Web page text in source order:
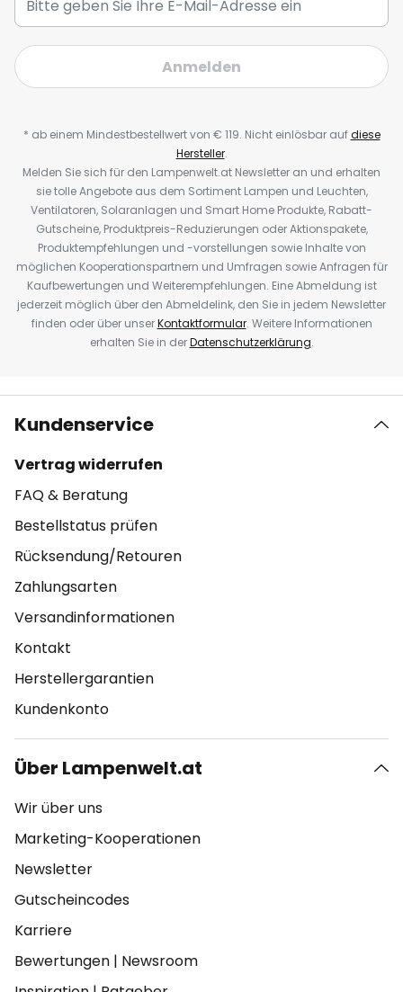
Anmelden
* ab einem Mindestbestellwert von € 119. Nicht einlösbar aufdiese
Hersteller.
Melden Sie sich für den Lampenwelt.at Newsletter an und erhalten
sie tolle Angebote aus dem Sortiment Lampen und Leuchten,
Ventilatoren, Solaranlagen und Smart Home Produkte, Rabatt-
Gutscheine, Produktpreis-Reduzierungen oder Aktionspakete,
Produktempfehlungen und -vorstellungen sowie Inhalte von
möglichen Kooperationspartnern und Umfragen sowie Anfragen für
Kaufbewertungen und Weiterempfehlungen. Eine Abmeldung ist
jederzeit möglich über den Abmeldelink, den Sie in jedem Newsletter
finden oder über unserKontaktformular. Weitere Informationen
erhalten Sie in derDatenschutzerklärung.
Kundenservice
Vertrag widerrufen
FAQ & Beratung
Bestellstatus prüfen
Rücksendung/Retouren
Zahlungsarten
Versandinformationen
Kontakt
Herstellergarantien
Kundenkonto
Über Lampenwelt.at
Wir über uns
Marketing-Kooperationen
Newsletter
Gutscheincodes
Karriere
Bewertungen | Newsroom